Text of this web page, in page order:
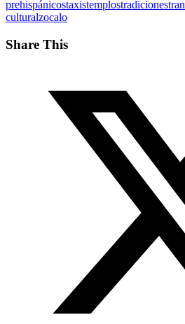
prehispánicostaxistemplostradiciones
culturalzocalo
Share This